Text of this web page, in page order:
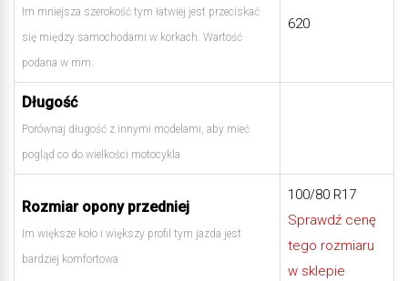
Im mniejsza szerokość tym łatwiej jest przeciskać
się między samochodami w korkach. Wartość
podana w mm.
620
Długość
Porównaj długość z innymi modelami, aby mieć
pogląd co do wielkości motocykla
Rozmiar opony przedniej
Im większe koło i większy profil tym jazda jest
bardziej komfortowa
100/80 R17
Sprawdź cenę
tego rozmiaru
w sklepie